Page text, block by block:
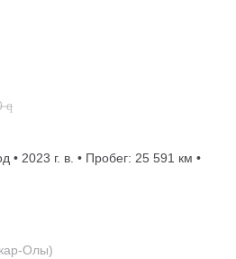
q
• 2023 г. в. • Пробег: 25 591 км •
Олы)